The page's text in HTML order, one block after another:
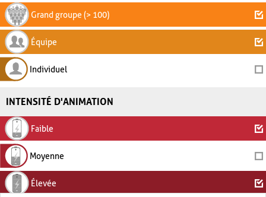
Grand groupe (> 100)
Équipe
Individuel
INTENSITÉ D'ANIMATION
Faible
Moyenne
Élevée